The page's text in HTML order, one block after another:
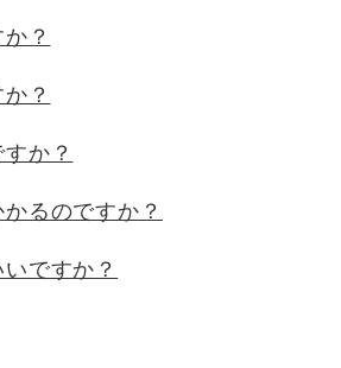
？
？
か？
るのですか？
ですか？